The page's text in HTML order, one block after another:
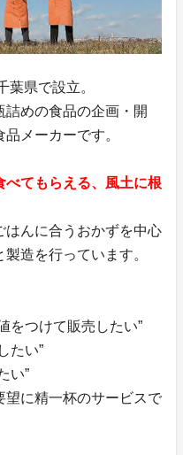
葉県で設立。
めの食品の企画・開
メーカーです。
べてもらえる、風土に根
はんに合うおかずを中心
造を行っています。
をつけて販売したい”
たい”
い”
望に精一杯のサービスで